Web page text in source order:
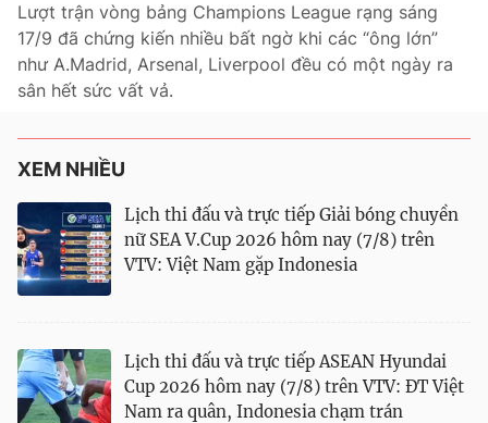
Lượt trận vòng bảng Champions League rạng sáng
17/9 đã chứng kiến nhiều bất ngờ khi các “ông lớn”
như A.Madrid, Arsenal, Liverpool đều có một ngày ra
sân hết sức vất vả.
XEM NHIỀU
Lịch thi đấu và trực tiếp Giải bóng chuyền
nữ SEA V.Cup 2026 hôm nay (7/8) trên
VTV: Việt Nam gặp Indonesia
Lịch thi đấu và trực tiếp ASEAN Hyundai
Cup 2026 hôm nay (7/8) trên VTV: ĐT Việt
Nam ra quân, Indonesia chạm trán